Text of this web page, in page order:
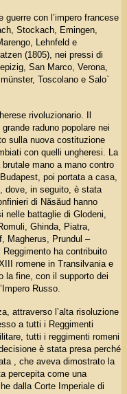
con l’impero francese
Stockach, Emingen,
Lehnfeld e
(1805), nei pressi di
San Marco, Verona,
Toscolano e Salo`
rivoluzionario. Il
raduno popolare nei
sulla nuova costituzione
con quelli ungheresi. La
mano a mano contro
poi portata a casa,
dove, in seguito, è stata
di Năsăud hanno
battaglie di Glodeni,
Ghinda, Piatra,
Magherus, Prundul –
ha contribuito
romene in Transilvania e
la fine, con il supporto dei
Russo.
attraverso l’alta risoluzione
a tutti i Reggimenti
tutti i reggimenti romeni
è stata presa perché
, che aveva dimostrato la
percepita come una
dalla Corte Imperiale di